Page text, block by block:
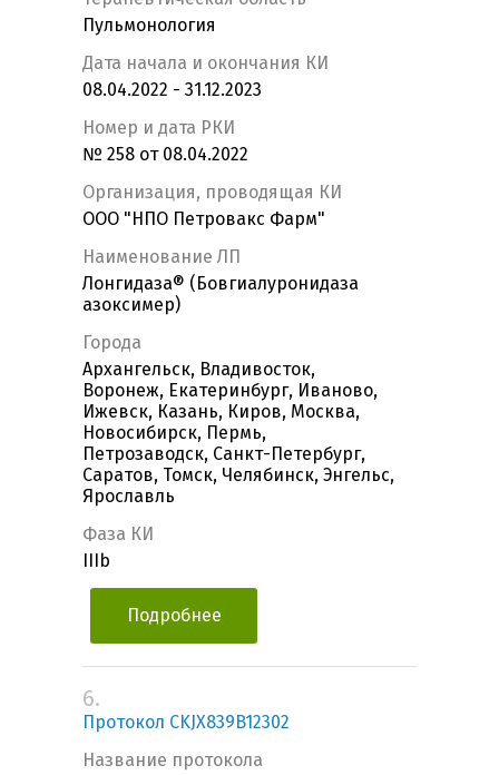
Пульмонология
Дата начала и окончания КИ
08.04.2022 - 31.12.2023
Номер и дата РКИ
№ 258 от 08.04.2022
Организация, проводящая КИ
ООО "НПО Петровакс Фарм"
Наименование ЛП
Лонгидаза® (Бовгиалуронидаза
азоксимер)
Города
Архангельск, Владивосток,
Воронеж, Екатеринбург, Иваново,
Ижевск, Казань, Киров, Москва,
Новосибирск, Пермь,
Петрозаводск, Санкт-Петербург,
Саратов, Томск, Челябинск, Энгельс,
Ярославль
Фаза КИ
IIIb
Подробнее
6.
Протокол CKJX839B12302
Название протокола